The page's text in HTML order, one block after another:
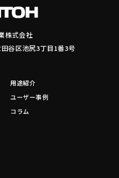
株式会社
谷区池尻3丁目1番3号
用途紹介
ユーザー事例
コラム